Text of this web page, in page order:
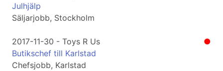
Julhjälp
Säljarjobb, Stockholm
●
2017-11-30 - Toys R Us
Butikschef till Karlstad
Chefsjobb, Karlstad